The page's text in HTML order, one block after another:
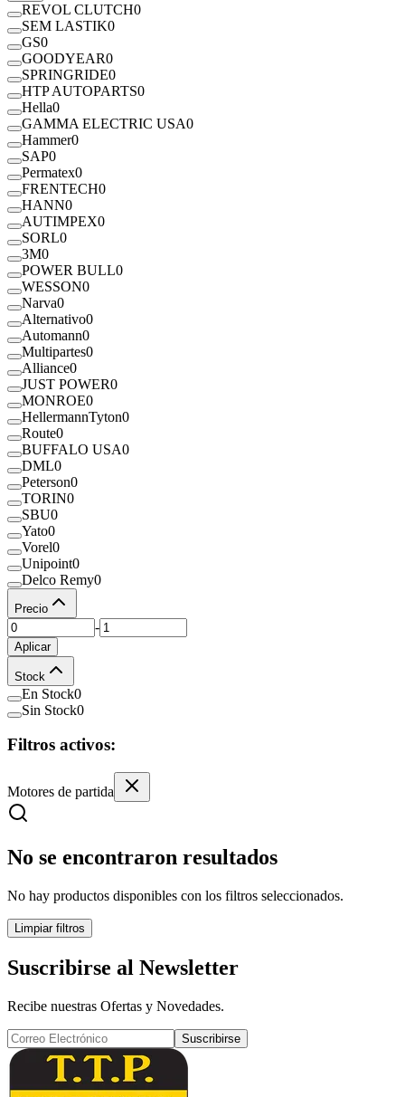
REVOL CLUTCH0
SEM LASTIK0
GS0
GOODYEAR0
SPRINGRIDE0
HTP AUTOPARTS0
Hella0
GAMMA ELECTRIC USA0
Hammer0
SAP0
Permatex0
FRENTECH0
HANN0
AUTIMPEX0
SORL0
3M0
POWER BULL0
WESSON0
Narva0
Alternativo0
Automann0
Multipartes0
Alliance0
JUST POWER0
MONROE0
HellermannTyton0
Route0
BUFFALO USA0
DML0
Peterson0
TORIN0
SBU0
Yato0
Vorel0
Unipoint0
Delco Remy0
Precio
-
Aplicar
Stock
En Stock0
Sin Stock0
Filtros activos:
Motores de partida
No se encontraron resultados
No hay productos disponibles con los filtros seleccionados.
Limpiar filtros
Suscribirse al Newsletter
Recibe nuestras Ofertas y Novedades.
Suscribirse